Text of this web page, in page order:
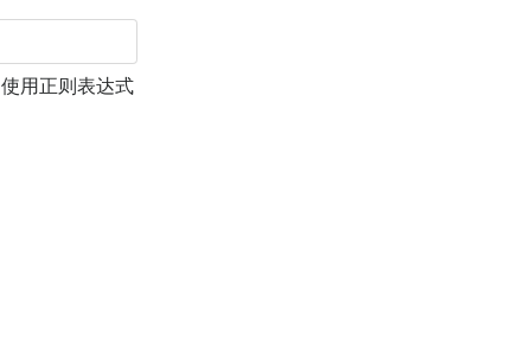
使用正则表达式